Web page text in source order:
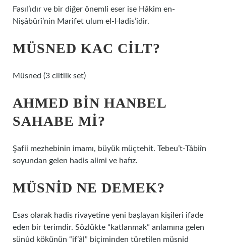
Fasıl’ıdır ve bir diğer önemli eser ise Hâkim en-
Nişâbûrî’nin Marifet ulum el-Hadis’idir.
MÜSNED KAC CILT?
Müsned (3 ciltlik set)
AHMED BIN HANBEL
SAHABE MI?
Şafii mezhebinin imamı, büyük müçtehit. Tebeu’t-Tâbiîn
soyundan gelen hadis alimi ve hafız.
MÜSNID NE DEMEK?
Esas olarak hadis rivayetine yeni başlayan kişileri ifade
eden bir terimdir. Sözlükte “katlanmak” anlamına gelen
sünûd kökünün “if’âl” biçiminden türetilen müsnid